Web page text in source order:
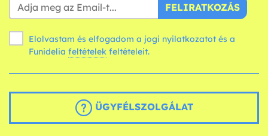
FELIRATKOZÁS
Elolvastam és elfogadom a jogi nyilatkozatot és a
Funidelia feltételek feltételeit.
ÜGYFÉLSZOLGÁLAT